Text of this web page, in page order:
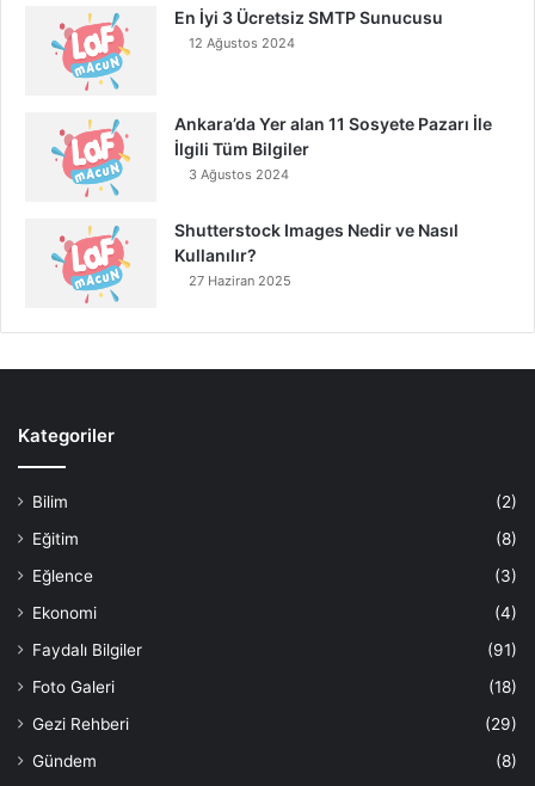
En İyi 3 Ücretsiz SMTP Sunucusu
12 Ağustos 2024
Ankara’da Yer alan 11 Sosyete Pazarı İle
İlgili Tüm Bilgiler
3 Ağustos 2024
Shutterstock Images Nedir ve Nasıl
Kullanılır?
27 Haziran 2025
Kategoriler
Bilim
(2)
Eğitim
(8)
Eğlence
(3)
Ekonomi
(4)
Faydalı Bilgiler
(91)
Foto Galeri
(18)
Gezi Rehberi
(29)
Gündem
(8)